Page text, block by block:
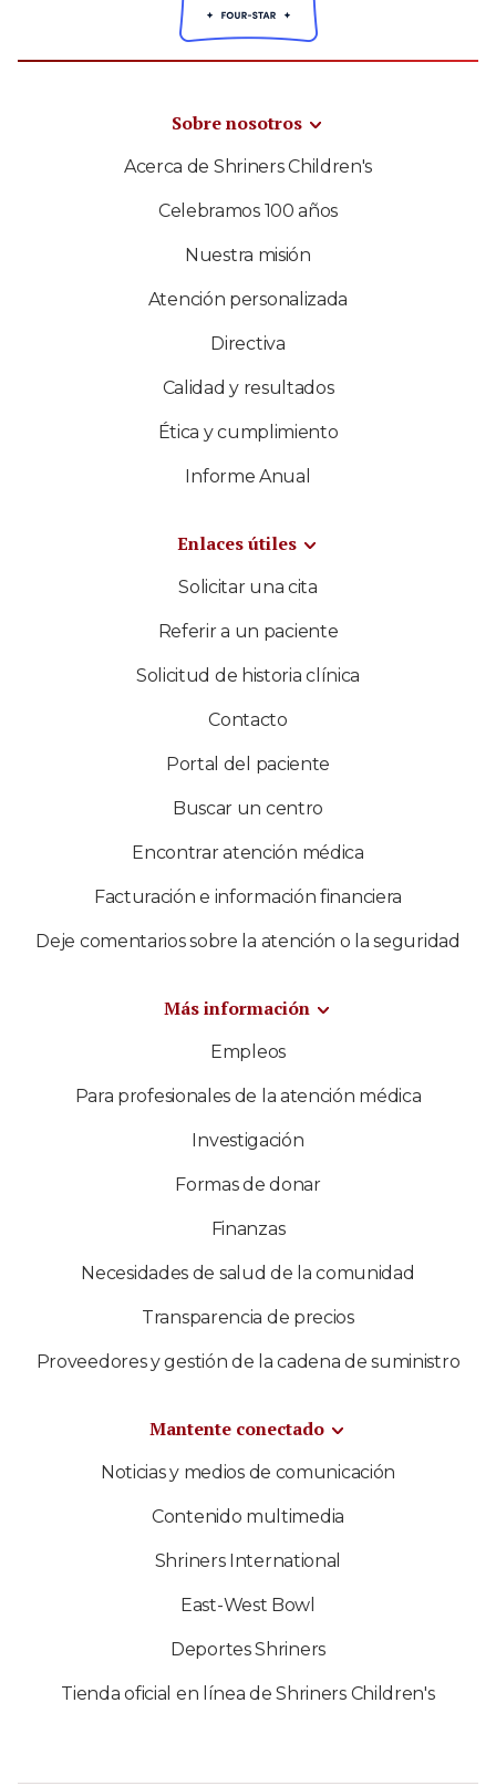
Sobre nosotros
Acerca de Shriners Children's
Celebramos 100 años
Nuestra misión
Atención personalizada
Directiva
Calidad y resultados
Ética y cumplimiento
Informe Anual
Enlaces útiles
Solicitar una cita
Referir a un paciente
Solicitud de historia clínica
Contacto
Portal del paciente
Buscar un centro
Encontrar atención médica
Facturación e información financiera
Deje comentarios sobre la atención o la seguridad
Más información
Empleos
Para profesionales de la atención médica
Investigación
Formas de donar
Finanzas
Necesidades de salud de la comunidad
Transparencia de precios
Proveedores y gestión de la cadena de suministro
Mantente conectado
Noticias y medios de comunicación
Contenido multimedia
Shriners International
East-West Bowl
Deportes Shriners
Tienda oficial en línea de Shriners Children's